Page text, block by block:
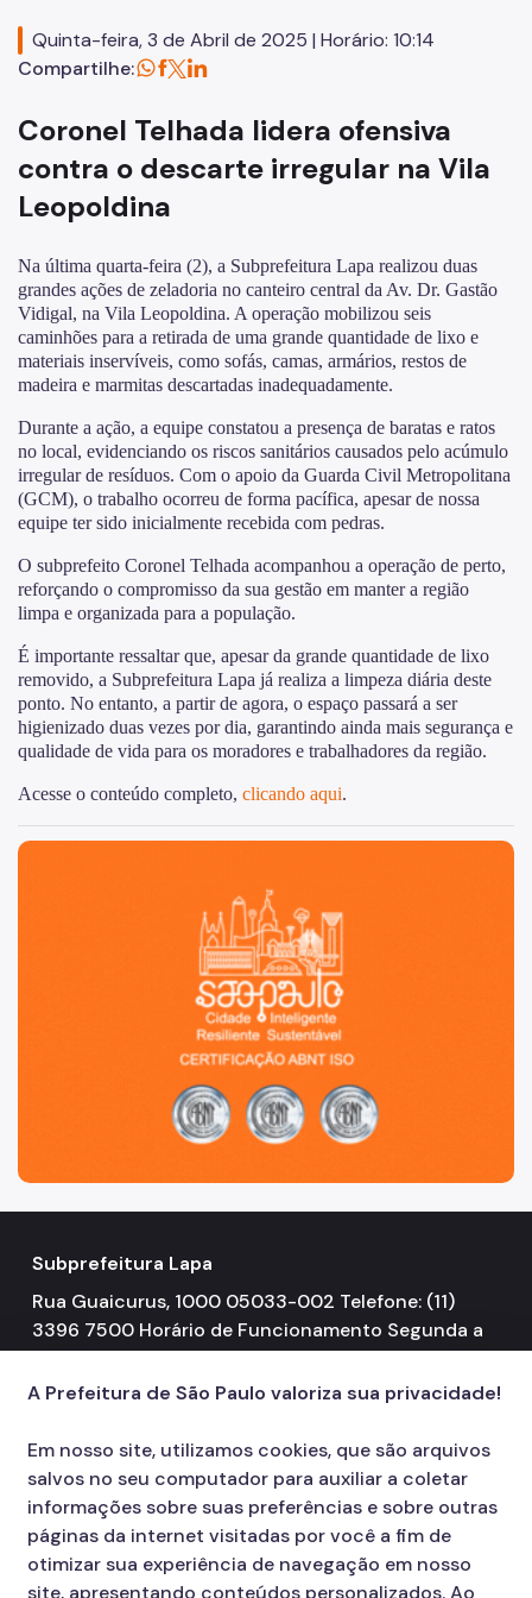
Comitê de usuários
Notícias
Quinta-feira, 3 de Abril de 2025 | Horário: 10:14
Compartilhe:
Coronel Telhada lidera ofensiva
contra o descarte irregular na Vila
Leopoldina
Na última quarta-feira (2), a Subprefeitura Lapa realizou duas
grandes ações de zeladoria no canteiro central da Av. Dr. Gastão
Vidigal, na Vila Leopoldina. A operação mobilizou seis
caminhões para a retirada de uma grande quantidade de lixo e
materiais inservíveis, como sofás, camas, armários, restos de
madeira e marmitas descartadas inadequadamente.
Durante a ação, a equipe constatou a presença de baratas e ratos
no local, evidenciando os riscos sanitários causados pelo acúmulo
irregular de resíduos. Com o apoio da Guarda Civil Metropolitana
(GCM), o trabalho ocorreu de forma pacífica, apesar de nossa
equipe ter sido inicialmente recebida com pedras.
O subprefeito Coronel Telhada acompanhou a operação de perto,
reforçando o compromisso da sua gestão em manter a região
limpa e organizada para a população.
É importante ressaltar que, apesar da grande quantidade de lixo
removido, a Subprefeitura Lapa já realiza a limpeza diária deste
ponto. No entanto, a partir de agora, o espaço passará a ser
higienizado duas vezes por dia, garantindo ainda mais segurança e
qualidade de vida para os moradores e trabalhadores da região.
Acesse o conteúdo completo, clicando aqui.
São Paulo, cidade inteligente, resiliente e sustentável
Subprefeitura Lapa
Rua Guaicurus, 1000 05033-002 Telefone: (11)
3396 7500 Horário de Funcionamento Segunda a
Sexta-feira 08h00 às 17h00
A Prefeitura de São Paulo valoriza sua privacidade!
Em nosso site, utilizamos cookies, que são arquivos
salvos no seu computador para auxiliar a coletar
informações sobre suas preferências e sobre outras
páginas da internet visitadas por você a fim de
otimizar sua experiência de navegação em nosso
site, apresentando conteúdos personalizados. Ao